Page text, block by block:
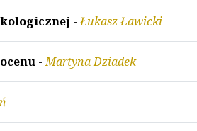
-Łukasz Ławicki
-Martyna Dziadek